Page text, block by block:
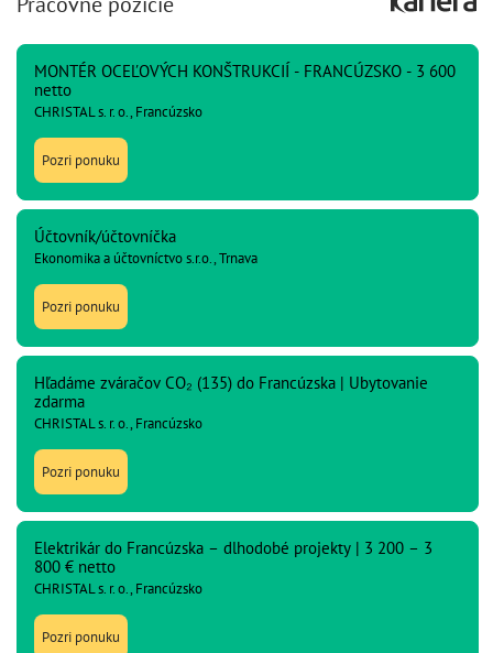
MONTÉR OCEĽOVÝCH KONŠTRUKCIÍ - FRANCÚZSKO - 3 600
netto
CHRISTAL s. r. o., Francúzsko
Pozri ponuku
Účtovník/účtovníčka
Ekonomika a účtovníctvo s.r.o., Trnava
Pozri ponuku
Hľadáme zváračov CO₂ (135) do Francúzska | Ubytovanie
zdarma
CHRISTAL s. r. o., Francúzsko
Pozri ponuku
Elektrikár do Francúzska – dlhodobé projekty | 3 200 – 3
800 € netto
CHRISTAL s. r. o., Francúzsko
Pozri ponuku